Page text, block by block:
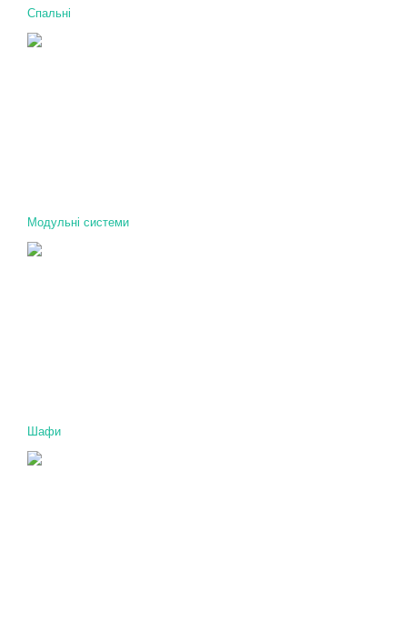
Спальні
Модульні системи
Шафи